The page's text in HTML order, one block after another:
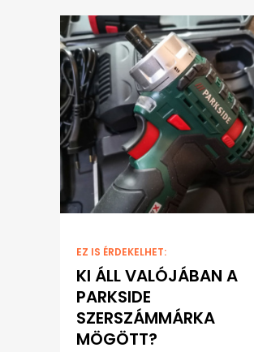
EZ IS ÉRDEKELHET:
KI ÁLL VALÓJÁBAN A
PARKSIDE
SZERSZÁMMÁRKA
MÖGÖTT?